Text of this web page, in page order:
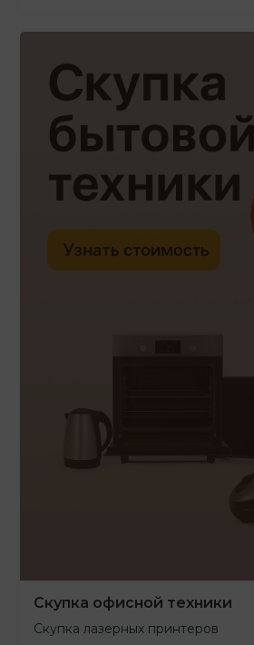
Скупка офисной техники
Скупка лазерных принтеров